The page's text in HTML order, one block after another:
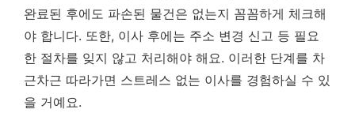
완료된 후에도 파손된 물건은 없는지 꼼꼼하게 체크해
야 합니다. 또한, 이사 후에는 주소 변경 신고 등 필요
한 절차를 잊지 않고 처리해야 해요. 이러한 단계를 차
근차근 따라가면 스트레스 없는 이사를 경험하실 수 있
을 거예요.